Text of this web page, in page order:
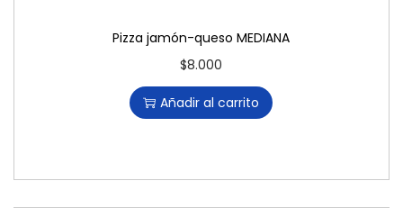
Pizza jamón-queso MEDIANA
$8.000
Añadir al carrito